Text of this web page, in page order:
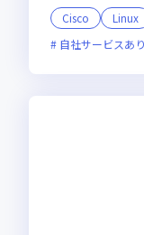
Cisco
Linux
自社サービスあり